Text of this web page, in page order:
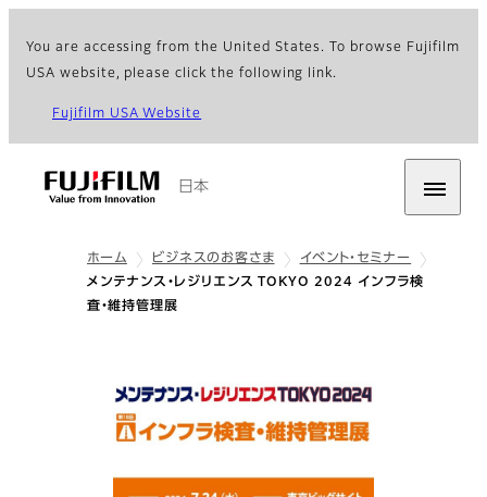
You are accessing from the United States. To browse Fujifilm
USA website, please click the following link.
Fujifilm USA Website
日本
ホーム ビジネスのお客さま
イベント・セミナー
メンテナンス・レジリエンス TOKYO 2024 インフラ検
査・維持管理展